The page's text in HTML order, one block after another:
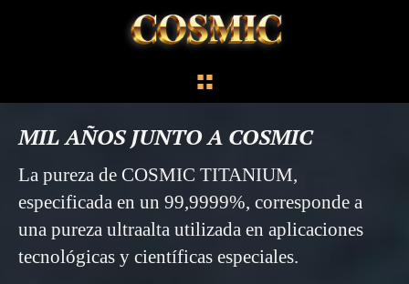
MIL AÑOS JUNTO A COSMIC
La pureza de COSMIC TITANIUM,
especificada en un 99,9999%, corresponde a
una pureza ultraalta utilizada en aplicaciones
tecnológicas y científicas especiales.